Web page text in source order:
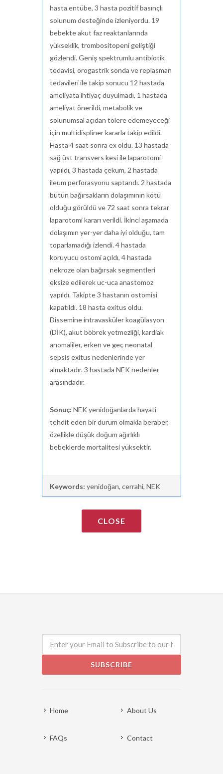
hasta entübe, 3 hasta pozitif basınçlı
solunum desteğinde izleniyordu. 19
bebekte akut faz reaktanlarında
yükseklik, trombositopeni geliştiği
gözlendi. Geniş spektrumlu antibiotik
tedavisi, orogastrik sonda ve replasman
tedavileri ile takip sonucu 12 hastada
ameliyata ihtiyaç duyulmadı, 1 hastada
ameliyat önerildi, metabolik ve
solunumsal açıdan tolere edemeyeceği
için multidispliner kararla takip edildi.
Hasta 4 saat sonra ex oldu. 13 hastada
sağ üst transvers kesi ile laparotomi
yapıldı, 3 hastada çekum, 2 hastada
ileum perforasyonu saptandı. 2 hastada
bütün bağırsakların dolaşımının kötü
olduğu görüldü ve 72 saat sonra tekrar
laparotomi kararı verildi. İkinci aşamada
dolaşımın yer-yer daha iyi olduğu, tam
toparlamadığı izlendi. 4 hastada
koruyucu ostomi açıldı, 4 hastada
nekroze olan bağırsak segmentleri
eksize edilerek uc-uca anastomoz
yapıldı. Takipte 3 hastanın ostomisi
kapatıldı. 18 hasta exitus oldu.
Dissemine intravasküler koagülasyon
(DİK), akut böbrek yetmezliği, kardiak
anomaliler, erken ve geç neonatal
sepsis exitus nedenlerinde yer
almaktadır. 3 hastada NEK nedenler
arasındadır.
Sonuç: NEK yenidoğanlarda hayati
tehdit eden bir durum olmakla beraber,
özellikle düşük doğum ağırlıklı
bebeklerde mortalitesi yüksektir.
Keywords: yenidoğan, cerrahi, NEK
CLOSE
SUBSCRIBE
Home About Us
FAQs Contact